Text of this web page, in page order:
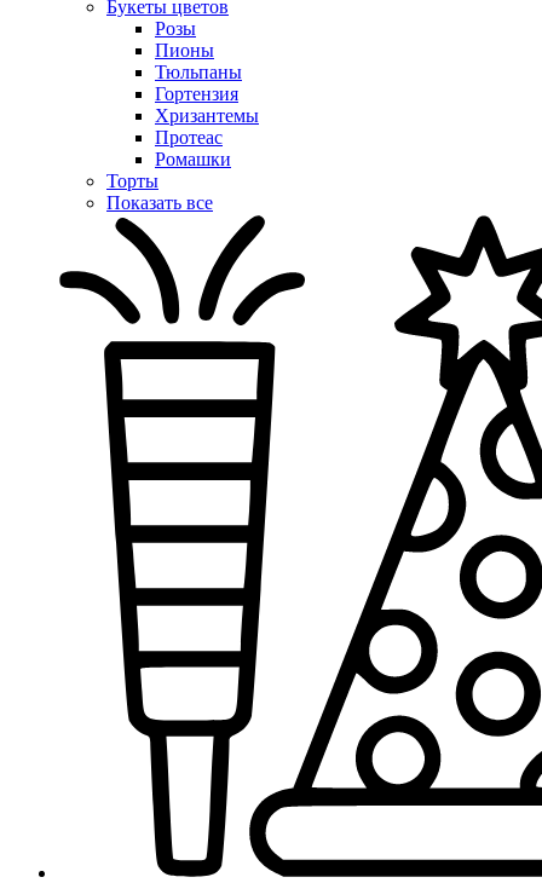
Букеты цветов
Розы
Пионы
Тюльпаны
Гортензия
Хризантемы
Протеас
Ромашки
Торты
Показать все